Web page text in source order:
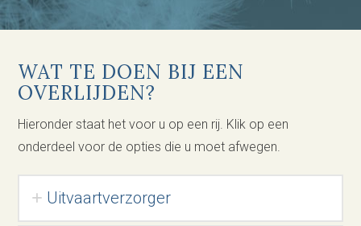
WAT TE DOEN BIJ EEN
OVERLIJDEN?
Hieronder staat het voor u op een rij. Klik op een
onderdeel voor de opties die u moet afwegen.
Uitvaartverzorger